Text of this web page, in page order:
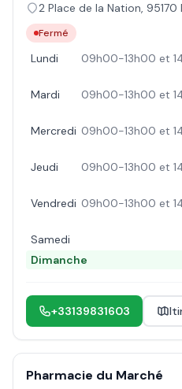
2 Place de la Nation, 95170
Fermé
Lundi
09h00-13h00 et
Mardi
09h00-13h00 et
Mercredi 09h00-13h00 et
Jeudi
09h00-13h00 et
Vendredi 09h00-13h00 et
Samedi
Dimanche
+33139831603
Pharmacie du Marché